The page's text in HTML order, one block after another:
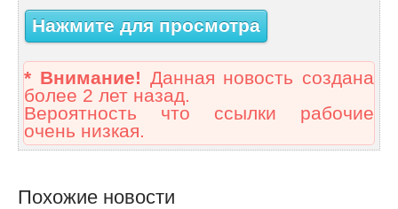
Нажмите для просмотра
* Внимание! Данная новость создана
более 2 лет назад.
Вероятность что ссылки рабочие
очень низкая.
Похожие новости